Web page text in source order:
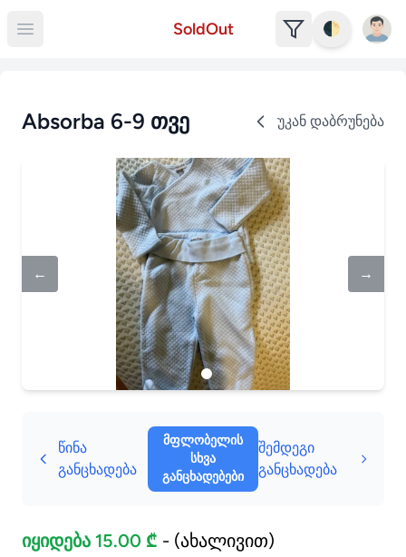
Open main menu SoldOut 🌓 Open
Absorba 6-9 თვე უკან დაბრუნება
← →
წინა
განცხადება
მფლობელის
სხვა
განცხადებები
შემდეგი
განცხადება
იყიდება 15.00 ₾ - (ახალივით)